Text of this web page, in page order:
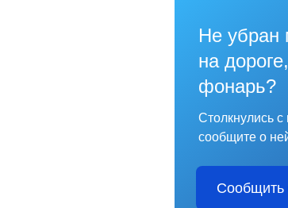
Не убран
на
фонарь?
Столкнулись
сообщите о
Сообщить